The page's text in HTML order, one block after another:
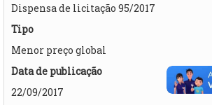
Dispensa de licitação 95/2017
Tipo
Menor preço global
Data de publicação
22/09/2017